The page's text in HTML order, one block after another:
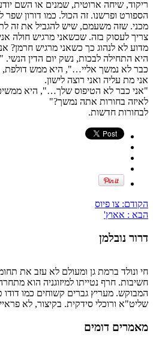
ריקוד, שיחה ארוטית, שמנים או השם
הספורט ופרשנו. זה הכול. כמו דורון
מכני. שזה משעמם, שיש להגביל את זה
צריך לעסוק בזה. שכשאני מרגיש חולה
מדוע לא לנהוג כך כשאני מרגיש חרמן?
היא התחילה לבכות, נשק יום הדין
כבר לא נמשך אליי…", היא ממש דולפת,
אני מת עליה ואני רוצה לישון.
"אני כבר לא הטיפוס שלך…", היא
לאיזה בחורות אתה נמשך?"
לבחורות חדשות.
הקודם: צו פיוס
הבא : אאוץ'
דרור נובלמן
חי ונולד ברמת גן ומעולם לא עזב את
חשיבות. חרף נטייתו למיזוגניה הוא
המבוקש. מעריץ גברים קשוחים כמו דודו
שליט"א ורוכלי סידקית. בקיצור, לא
מאמרים דומים